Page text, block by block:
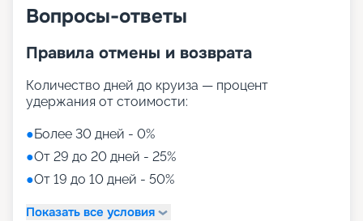
Вопросы-ответы
Правила отмены и возврата
Количество дней до круиза — процент
удержания от стоимости:
●Более 30 дней - 0%
●От 29 до 20 дней - 25%
●От 19 до 10 дней - 50%
Показать все условия